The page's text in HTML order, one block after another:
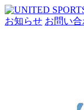
お知らせ お問い